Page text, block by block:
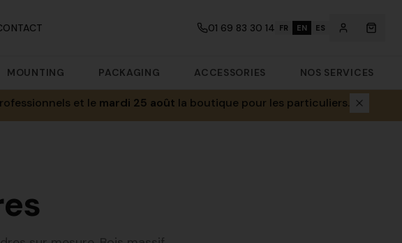
01 69 83 30 14 FR EN ES
MOUNTING PACKAGING ACCESSORIES NOS SERVICES
et le mardi 25 août la boutique pour les particuliers.